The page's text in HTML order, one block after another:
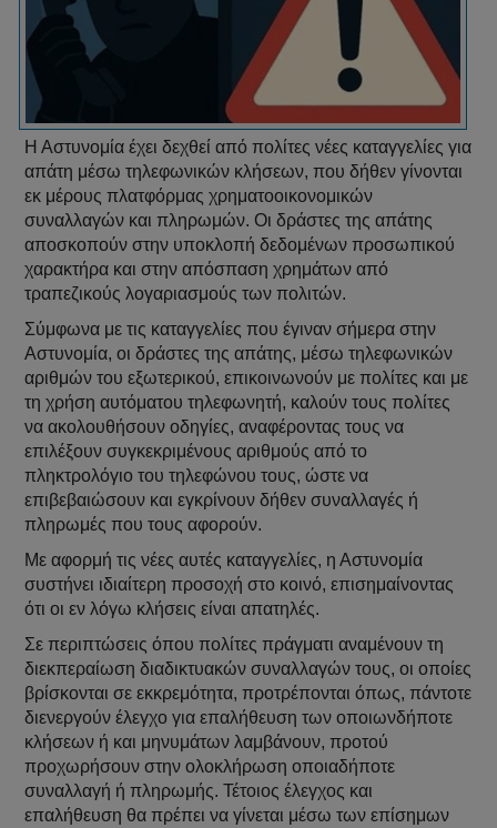
Η Αστυνομία έχει δεχθεί από πολίτες νέες καταγγελίες για
απάτη μέσω τηλεφωνικών κλήσεων, που δήθεν γίνονται
εκ μέρους πλατφόρμας χρηματοοικονομικών
συναλλαγών και πληρωμών. Οι δράστες της απάτης
αποσκοπούν στην υποκλοπή δεδομένων προσωπικού
χαρακτήρα και στην απόσπαση χρημάτων από
τραπεζικούς λογαριασμούς των πολιτών.
Σύμφωνα με τις καταγγελίες που έγιναν σήμερα στην
Αστυνομία, οι δράστες της απάτης, μέσω τηλεφωνικών
αριθμών του εξωτερικού, επικοινωνούν με πολίτες και με
τη χρήση αυτόματου τηλεφωνητή, καλούν τους πολίτες
να ακολουθήσουν οδηγίες, αναφέροντας τους να
επιλέξουν συγκεκριμένους αριθμούς από το
πληκτρολόγιο του τηλεφώνου τους, ώστε να
επιβεβαιώσουν και εγκρίνουν δήθεν συναλλαγές ή
πληρωμές που τους αφορούν.
Με αφορμή τις νέες αυτές καταγγελίες, η Αστυνομία
συστήνει ιδιαίτερη προσοχή στο κοινό, επισημαίνοντας
ότι οι εν λόγω κλήσεις είναι απατηλές.
Σε περιπτώσεις όπου πολίτες πράγματι αναμένουν τη
διεκπεραίωση διαδικτυακών συναλλαγών τους, οι οποίες
βρίσκονται σε εκκρεμότητα, προτρέπονται όπως, πάντοτε
διενεργούν έλεγχο για επαλήθευση των οποιωνδήποτε
κλήσεων ή και μηνυμάτων λαμβάνουν, προτού
προχωρήσουν στην ολοκλήρωση οποιαδήποτε
συναλλαγή ή πληρωμής. Τέτοιος έλεγχος και
επαλήθευση θα πρέπει να γίνεται μέσω των επίσημων